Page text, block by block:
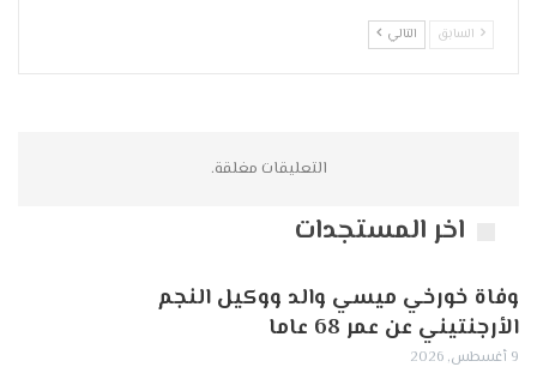
السابق التالي
التعليقات مغلقة.
اخر المستجدات
وفاة خورخي ميسي والد ووكيل النجم
الأرجنتيني عن عمر 68 عاما
9 أغسطس, 2026